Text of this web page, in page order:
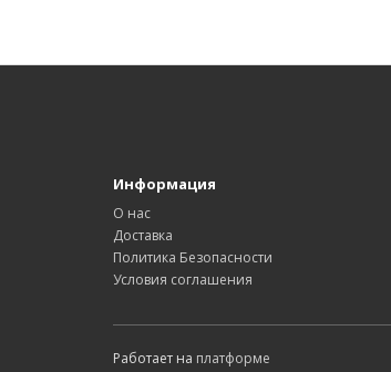
Информация
О нас
Доставка
Политика Безопасности
Условия соглашения
Работает на платформе